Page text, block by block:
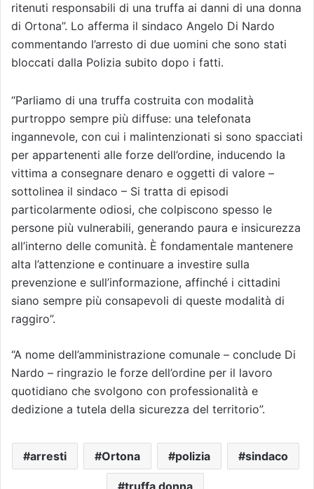
ritenuti responsabili di una truffa ai danni di una donna
di Ortona”. Lo afferma il sindaco Angelo Di Nardo
commentando l’arresto di due uomini che sono stati
bloccati dalla Polizia subito dopo i fatti.
“Parliamo di una truffa costruita con modalità
purtroppo sempre più diffuse: una telefonata
ingannevole, con cui i malintenzionati si sono spacciati
per appartenenti alle forze dell’ordine, inducendo la
vittima a consegnare denaro e oggetti di valore –
sottolinea il sindaco – Si tratta di episodi
particolarmente odiosi, che colpiscono spesso le
persone più vulnerabili, generando paura e insicurezza
all’interno delle comunità. È fondamentale mantenere
alta l’attenzione e continuare a investire sulla
prevenzione e sull’informazione, affinché i cittadini
siano sempre più consapevoli di queste modalità di
raggiro”.
“A nome dell’amministrazione comunale – conclude Di
Nardo – ringrazio le forze dell’ordine per il lavoro
quotidiano che svolgono con professionalità e
dedizione a tutela della sicurezza del territorio”.
arresti Ortona polizia sindaco